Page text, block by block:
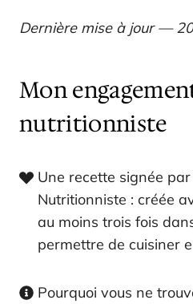
Dernière mise à jour —
Mon
nutritionniste
Une recette signée
Nutritionniste : créée
au moins trois fois
permettre de cuisiner
Pourquoi vous ne